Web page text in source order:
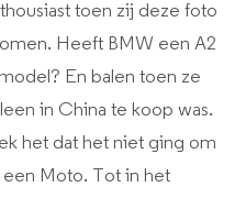
toen zij deze foto
Heeft BMW een A2
En balen toen ze
in China te koop was.
het dat het niet ging om
een Moto. Tot in het